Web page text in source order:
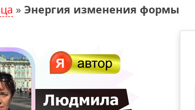
» Энергия изменения формы